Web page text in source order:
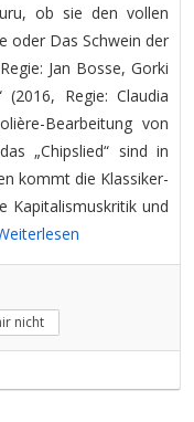
ob sie den vollen
oder Das Schwein der
Jan Bosse, Gorki
Regie: Claudia
Bearbeitung von
„Chipslied“ sind in
kommt die Klassiker-
Kapitalismuskritik und
nicht